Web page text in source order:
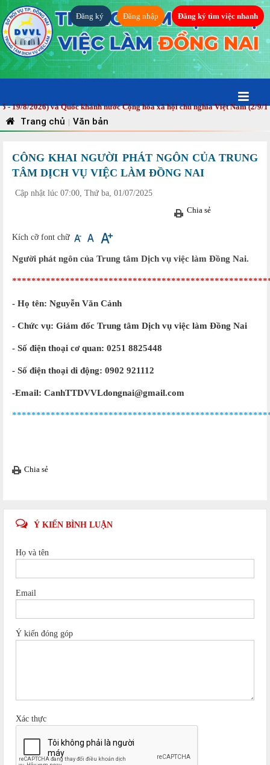
Đăng ký Đăng nhập Đăng ký tìm việc nhanh
và Quốc khánh nước Cộng hòa xã hội chủ nghĩa Việt Nam (2/9/
Trang chủ | Văn bản
CÔNG KHAI NGƯỜI PHÁT NGÔN CỦA TRUNG
TÂM DỊCH VỤ VIỆC LÀM ĐỒNG NAI
Cập nhật lúc 07:00, Thứ ba, 01/07/2025
Chia sẻ
Kích cỡ font chữ
Người phát ngôn của Trung tâm Dịch vụ việc làm Đồng Nai.
- Họ tên: Nguyễn Văn Cảnh
- Chức vụ: Giám đốc Trung tâm Dịch vụ việc làm Đồng Nai
- Số điện thoại cơ quan: 0251 8825448
- Số điện thoại di động: 0902 921112
-Email: CanhTTDVVLdongnai@gmail.com
Chia sẻ
Ý KIẾN BÌNH LUẬN
Họ và tên
Email
Ý kiến đóng góp
Xác thực